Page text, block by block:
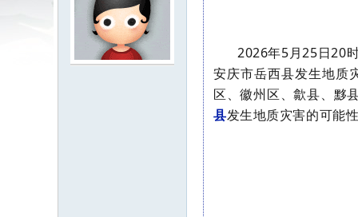
2026年5月25日20
安庆市岳西县发生地质
区、徽州区、歙县、黟
县发生地质灾害的可能